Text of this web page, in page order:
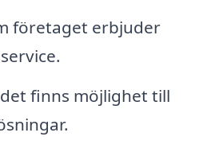
företaget erbjuder
finns möjlighet till